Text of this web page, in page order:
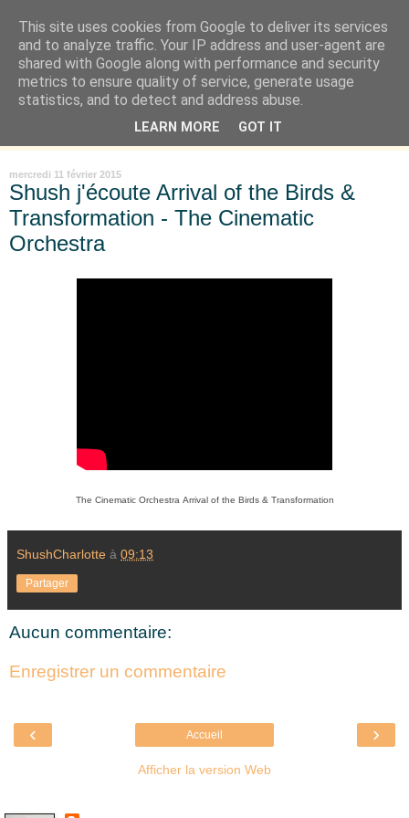
Là où je suis née
"Les temps sont durs pour les rêveurs" mais shush shush,
j'ai le cœur à l'affût et j'ouvre mon carnet de peau. « Soyez
vous-même, tous les autres sont déjà pris. » Oscar Wilde
mercredi 11 février 2015
Shush j'écoute Arrival of the Birds &
Transformation - The Cinematic
Orchestra
The Cinematic Orchestra Arrival of the Birds & Transformation
ShushCharlotte à 09:13
Partager
Aucun commentaire:
Enregistrer un commentaire
‹ ›
Accueil
Afficher la version Web
This site uses cookies from Google to deliver its services
and to analyze traffic. Your IP address and user-agent are
shared with Google along with performance and security
metrics to ensure quality of service, generate usage
statistics, and to detect and address abuse.
LEARN MORE GOT IT